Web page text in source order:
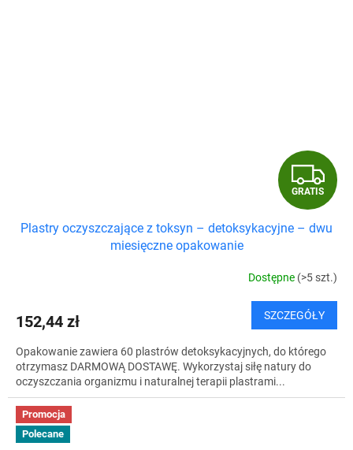
G
R
A
T
I
S
GRATIS
Plastry oczyszczające z toksyn – detoksykacyjne – dwu
miesięczne opakowanie
Dostępne (>5 szt.)
152,44 zł SZCZEGÓŁY
Opakowanie zawiera 60 plastrów detoksykacyjnych, do którego
otrzymasz DARMOWĄ DOSTAWĘ. Wykorzystaj siłę natury do
oczyszczania organizmu i naturalnej terapii plastrami...
Promocja
Polecane